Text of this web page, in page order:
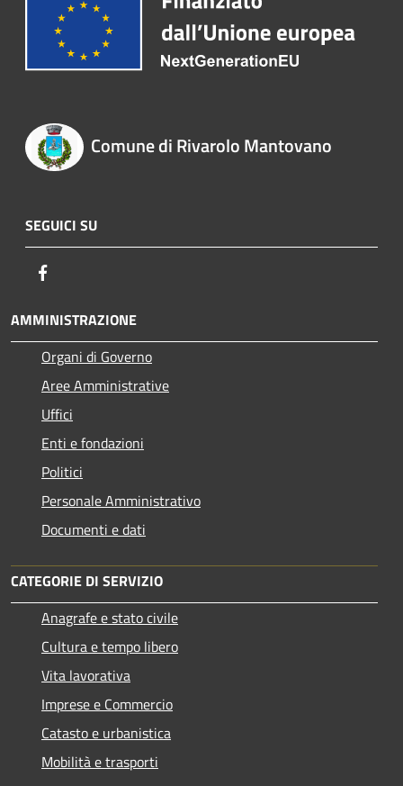
Comune di Rivarolo Mantovano
SEGUICI SU
AMMINISTRAZIONE
Organi di Governo
Aree Amministrative
Uffici
Enti e fondazioni
Politici
Personale Amministrativo
Documenti e dati
CATEGORIE DI SERVIZIO
Anagrafe e stato civile
Cultura e tempo libero
Vita lavorativa
Imprese e Commercio
Catasto e urbanistica
Mobilità e trasporti